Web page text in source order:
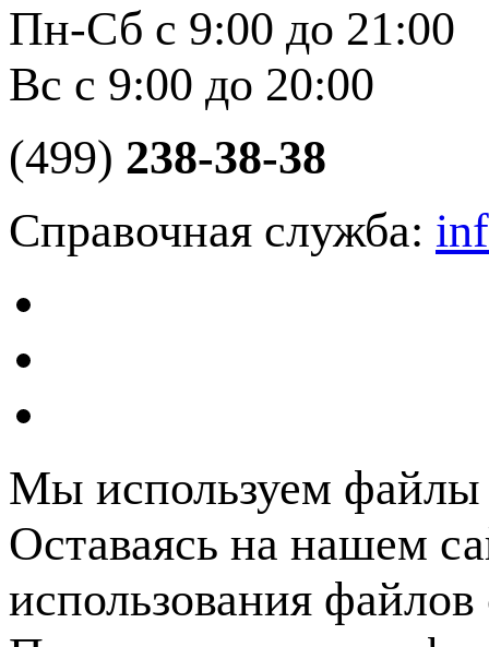
Пн-Сб с 9:00 до 21:00
Вс с 9:00 до 20:00
(499) 238-38-38
Справочная служба:
Мы используем файлы
Оставаясь на нашем
использования